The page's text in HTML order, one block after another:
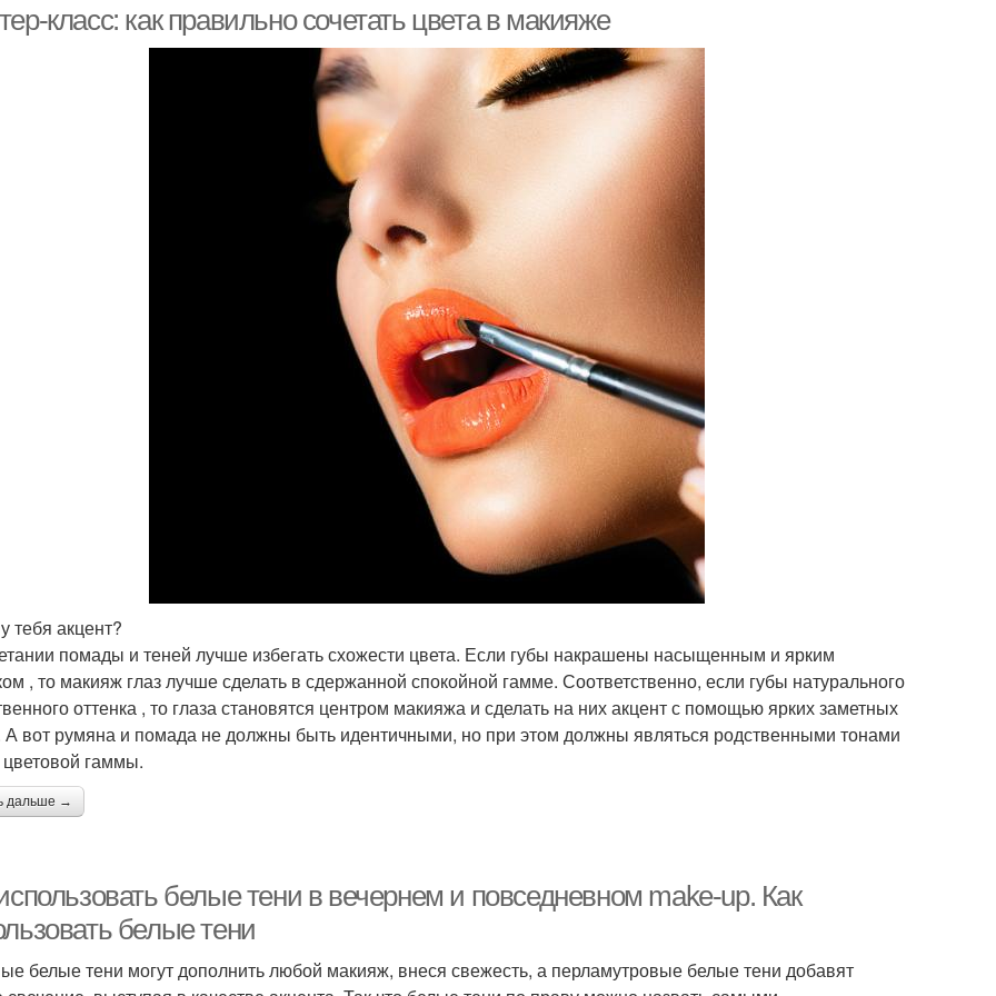
класс: как правильно сочетать цвета в макияже
тебя акцент?
помады и теней лучше избегать схожести цвета. Если губы накрашены насыщенным и ярким
, то макияж глаз лучше сделать в сдержанной спокойной гамме. Соответственно, если губы натурального
оттенка , то глаза становятся центром макияжа и сделать на них акцент с помощью ярких заметных
А вот румяна и помада не должны быть идентичными, но при этом должны являться родственными тонами
гаммы.
дальше →
белые тени в вечернем и повседневном make-up. Как
белые тени
белые тени могут дополнить любой макияж, внеся свежесть, а перламутровые белые тени добавят